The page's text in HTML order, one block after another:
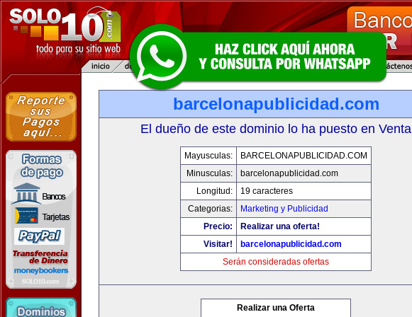
barcelonapublicidad.com
El dueño de este dominio lo ha puesto en Venta
Mayusculas:
BARCELONAPUBLICIDAD.COM
Minusculas:
barcelonapublicidad.com
Longitud:
19 caracteres
Categorias:
Marketing y Publicidad
Precio:
Realizar una oferta!
Visitar!
barcelonapublicidad.com
Serán consideradas ofertas
Realizar una Oferta